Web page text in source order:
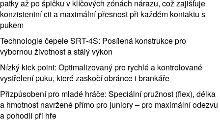
patky až po špičku v klíčových zónách nárazu, což zajišťuje
konzistentní cit a maximální přesnost při každém kontaktu s
pukem
Technologie čepele SRT-4S: Posílená konstrukce pro
výbornou životnost a stálý výkon
Nízký kick point: Optimalizovaný pro rychlé a kontrolované
vystřelení puku, které zaskočí obránce i brankáře
Přizpůsobení pro mladé hráče: Speciální pružnost (flex), délka
a hmotnost navržené přímo pro juniory – pro maximální odezvu
a pohodlí při hře